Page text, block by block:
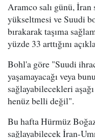
Aramco salı günü, İran
yükseltmesi ve Suudi
bırakarak taşıma
yüzde 33 arttığını
Bohl'a göre "Suudi
yaşamayacağı veya
sağlayabilecekleri
henüz belli değil".
Bu hafta Hürmüz
sağlayabilecek İran-